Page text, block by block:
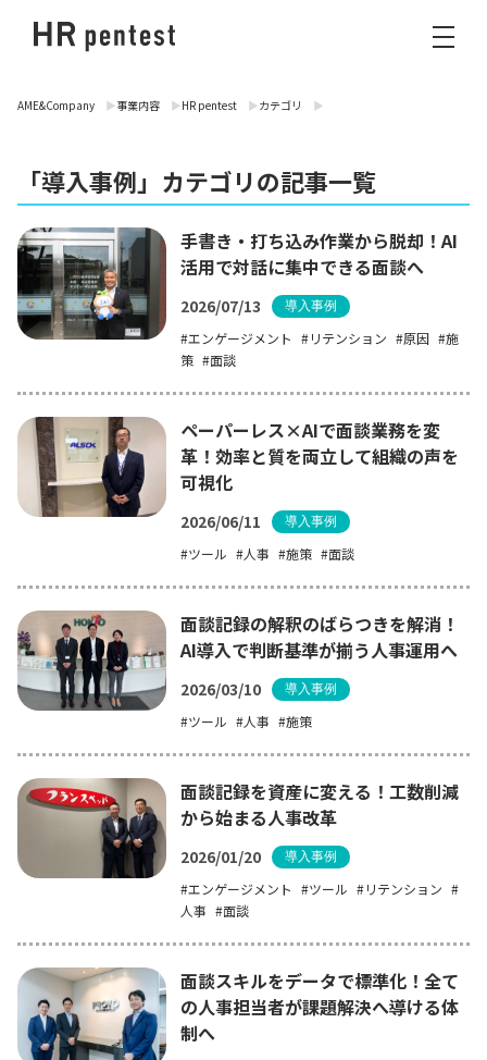
AME&Company 事業内容 HR pentest カテゴリ
「導入事例」カテゴリの記事一覧
手書き・打ち込み作業から脱却！AI
活用で対話に集中できる面談へ
2026/07/13 導入事例
エンゲージメント リテンション 原因
施
策
面談
ペーパーレス×AIで面談業務を変
革！効率と質を両立して組織の声を
可視化
2026/06/11 導入事例
ツール 人事 施策 面談
面談記録の解釈のばらつきを解消！
AI導入で判断基準が揃う人事運用へ
2026/03/10 導入事例
ツール 人事 施策
面談記録を資産に変える！工数削減
から始まる人事改革
2026/01/20 導入事例
エンゲージメント ツール
リテンション
人事
面談
面談スキルをデータで標準化！全て
の人事担当者が課題解決へ導ける体
制へ